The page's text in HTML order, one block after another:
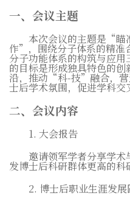
一、会议主题
本次会议的主题是“瞄
作”，围绕分子体系的精准
分子功能体系的构筑与应
的目标是形成独具特色的
沿，推动“科-技”融合，营
士后学术氛围，促进学科交
二、会议内容
1. 大会报告
邀请领军学者分享学
发博士后科研群体更高的科
2. 博士后职业生涯发展